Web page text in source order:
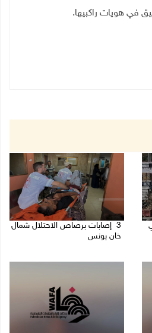
في هويات راكبيها.
3 إصابات برصاص الاحتلال شمال
خان يونس